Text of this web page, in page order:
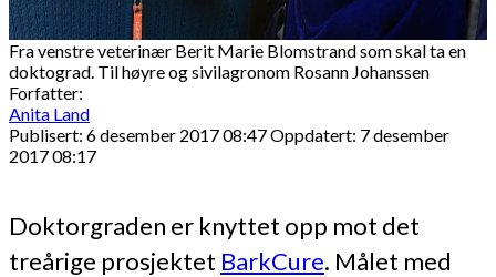
Fra venstre veterinær Berit Marie Blomstrand som skal ta en
doktograd. Til høyre og sivilagronom Rosann Johanssen
Forfatter:
Anita Land
Publisert: 6 desember 2017 08:47Oppdatert: 7 desember
2017 08:17
Doktorgraden er knyttet opp mot det
treårige prosjektet BarkCure. Målet med